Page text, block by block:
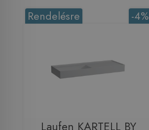
-4%
Rendelésre